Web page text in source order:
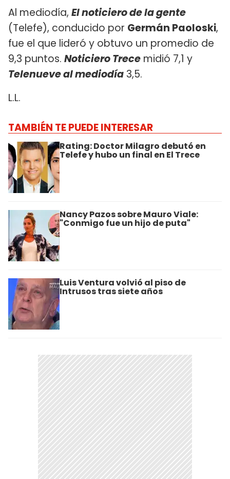
Al mediodía, El noticiero de la gente
(Telefe), conducido por Germán Paoloski,
fue el que lideró y obtuvo un promedio de
9,3 puntos. Noticiero Trece midió 7,1 y
Telenueve al mediodía 3,5.
L.L.
TAMBIÉN TE PUEDE INTERESAR
Rating: Doctor Milagro debutó en
Telefe y hubo un final en El Trece
Nancy Pazos sobre Mauro Viale:
"Conmigo fue un hijo de puta"
Luis Ventura volvió al piso de
Intrusos tras siete años